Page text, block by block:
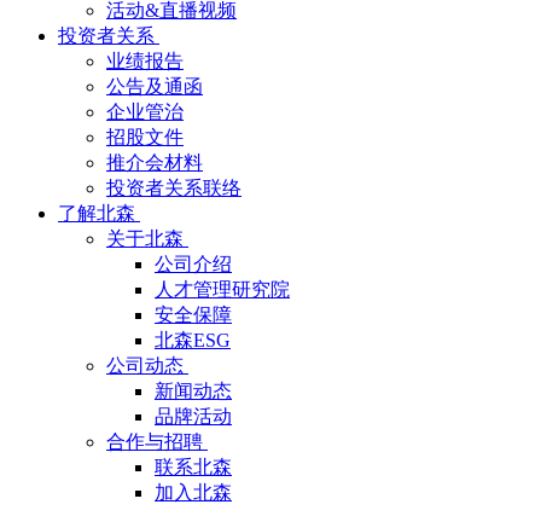
活动&直播视频
投资者关系
业绩报告
公告及通函
企业管治
招股文件
推介会材料
投资者关系联络
了解北森
关于北森
公司介绍
人才管理研究院
安全保障
北森ESG
公司动态
新闻动态
品牌活动
合作与招聘
联系北森
加入北森